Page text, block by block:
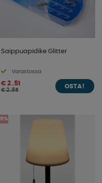
Saippuapidike Glitter
Varastossa
€ 2 .51
€ 2 .65
OSTA!
5%